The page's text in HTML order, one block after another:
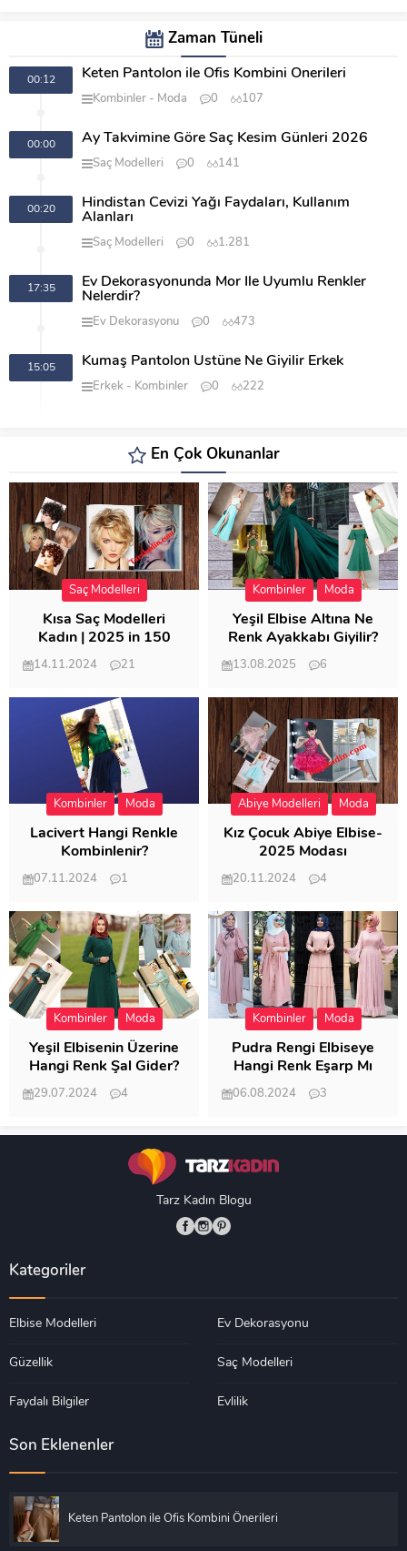
Zaman Tüneli
00:12 Keten Pantolon ile Ofis Kombini Önerileri
Kombinler Moda 0 107
00:00 Ay Takvimine Göre Saç Kesim Günleri 2026
Saç Modelleri 0 141
00:20
Hindistan Cevizi Yağı Faydaları, Kullanım
Alanları
Saç Modelleri 0 1.281
17:35
Ev Dekorasyonunda Mor İle Uyumlu Renkler
Nelerdir?
Ev Dekorasyonu 0 473
15:05 Kumaş Pantolon Üstüne Ne Giyilir Erkek
Erkek Kombinler 0 222
En Çok Okunanlar
Saç Modelleri
Kısa Saç Modelleri
Kadın | 2025 in 150
Modeli
14.11.2024
21
Kombinler Moda
Yeşil Elbise Altına Ne
Renk Ayakkabı Giyilir?
13.08.2025
6
Kombinler Moda
Lacivert Hangi Renkle
Kombinlenir?
07.11.2024
1
Abiye Modelleri Moda
Kız Çocuk Abiye Elbise-
2025 Modası
20.11.2024
4
Kombinler Moda
Yeşil Elbisenin Üzerine
Hangi Renk Şal Gider?
29.07.2024
4
Kombinler Moda
Pudra Rengi Elbiseye
Hangi Renk Eşarp Mı
Dedi Birisi
06.08.2024
3
Tarz Kadın Blogu
Kategoriler
Elbise Modelleri Ev Dekorasyonu
Güzellik Saç Modelleri
Faydalı Bilgiler Evlilik
Son Eklenenler
Keten Pantolon ile Ofis Kombini Önerileri